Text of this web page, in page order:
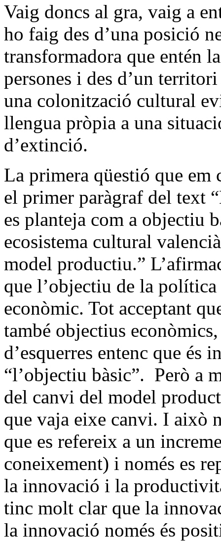
Vaig doncs al gra, vaig a
ho faig des d’una posició
transformadora que entén
persones i des d’un
una colonització cultural
llengua pròpia a una
d’extinció.
La primera qüestió que em
el primer paràgraf del text
es planteja com a objectiu
ecosistema cultural
model productiu.”
que l’objectiu de la
econòmic. Tot acceptant
també objectius
d’esquerres entenc que és
“l’objectiu bàsic”. Però a
del canvi del model
que vaja eixe canvi. I això
que es refereix a un
coneixement) i només es
la innovació i la
tinc molt clar que la
la innovació només és